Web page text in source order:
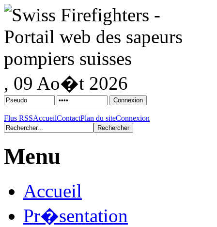
, 09 Ao�t 2026
Flus RSSAccueilContactPlan du siteConnexion
Menu
Accueil
Pr�sentation